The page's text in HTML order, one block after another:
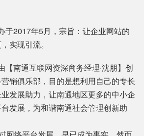
2017年5月，宗旨：让企业网站的
实现引流。
南通互联网资深商务经理·沈朋】创
销俱乐部，目的是想利用自己的专长
发展助力，让南通地区更多的中小企
发展，为和谐南通社会管理创新助